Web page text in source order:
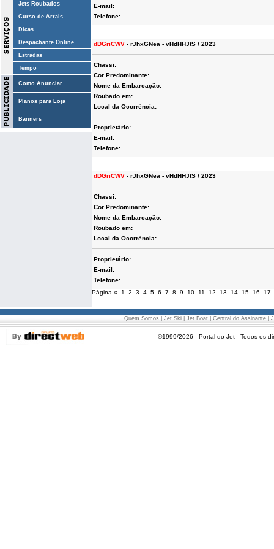
Jets Roubados
Curso de Arrais
Dicas
Despachante Online
Estradas
Tempo
Como Anunciar
Planos para Loja
Banners
E-mail:
Telefone:
dDGriCWV - rJhxGNea - vHdHHJtS / 2023
Chassi:
Cor Predominante:
Nome da Embarcação:
Roubado em:
Local da Ocorrência:
Proprietário:
E-mail:
Telefone:
dDGriCWV - rJhxGNea - vHdHHJtS / 2023
Chassi:
Cor Predominante:
Nome da Embarcação:
Roubado em:
Local da Ocorrência:
Proprietário:
E-mail:
Telefone:
Página « 1 2 3 4 5 6 7 8 9 10 11 12 13 14 15 16 17
Quem Somos Jet Ski Jet Boat Central do Assinante
©1999/2026 - Portal do Jet - Todos os